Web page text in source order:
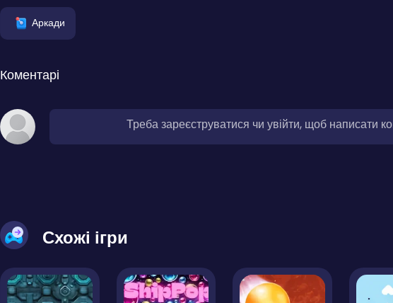
Аркади
Коментарі
Треба зареєструватися чи увійти, щоб написати
Схожі ігри